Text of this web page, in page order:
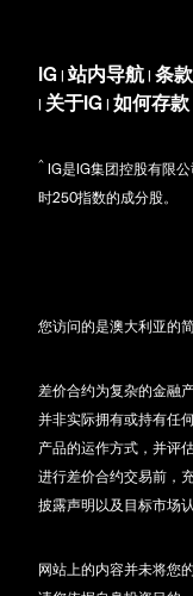
IG |站内导航 | 条
| 关于IG | 如何存款
^ IG是IG集团控股有限
时250指数的成分股。
您访问的是澳大利亚的
差价合约为复杂的金融
并非实际拥有或持有任
产品的运作方式，并评
进行差价合约交易前，
披露声明以及目标市场认
网站上的内容并未将您